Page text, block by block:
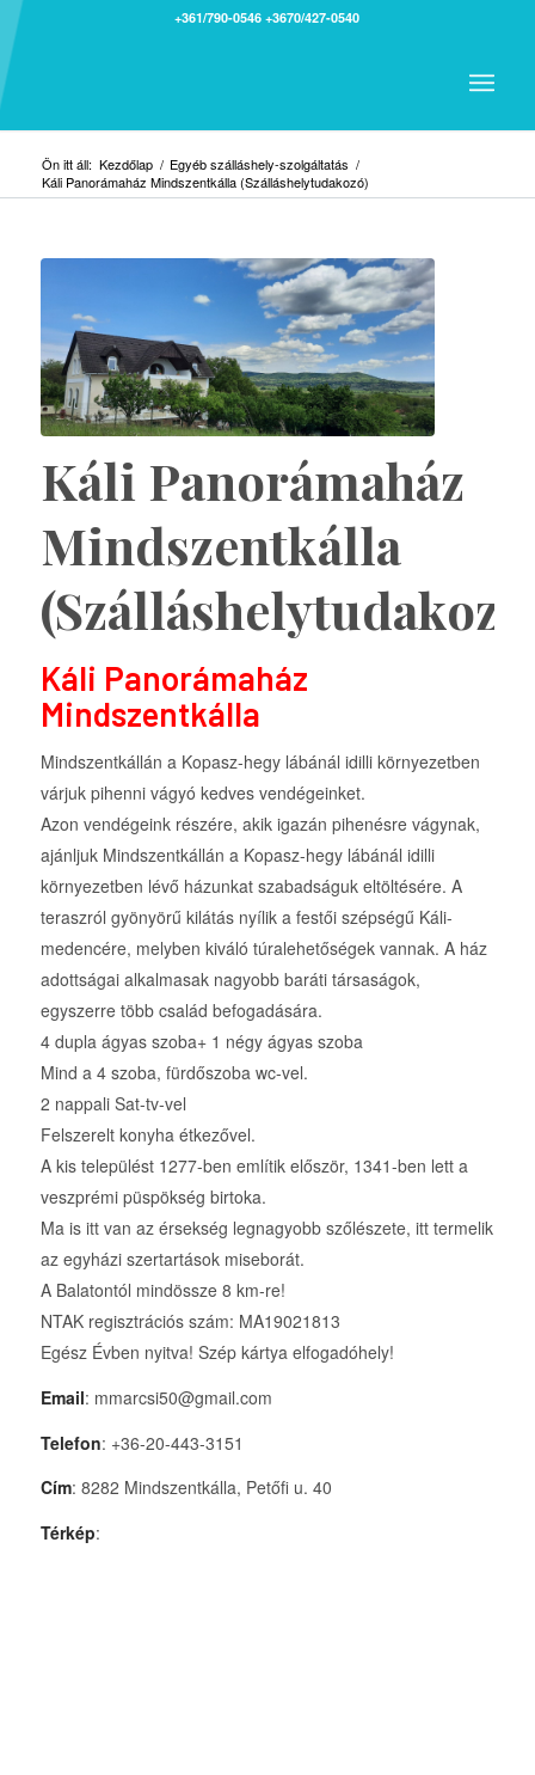
+361/790-0546 +3670/427-0540
Ön itt áll: Kezdőlap / Egyéb szálláshely-szolgáltatás /
Káli Panorámaház Mindszentkálla (Szálláshelytudakozó)
Káli Panorámaház
Mindszentkálla
Káli Panorámaház
Mindszentkálla
Mindszentkállán a Kopasz-hegy lábánál idilli környezetben
várjuk pihenni vágyó kedves vendégeinket.
Azon vendégeink részére, akik igazán pihenésre vágynak,
ajánljuk Mindszentkállán a Kopasz-hegy lábánál idilli
környezetben lévő házunkat szabadságuk eltöltésére. A
teraszról gyönyörű kilátás nyílik a festői szépségű Káli-
medencére, melyben kiváló túralehetőségek vannak. A ház
adottságai alkalmasak nagyobb baráti társaságok,
egyszerre több család befogadására.
4 dupla ágyas szoba+ 1 négy ágyas szoba
Mind a 4 szoba, fürdőszoba wc-vel.
2 nappali Sat-tv-vel
Felszerelt konyha étkezővel.
A kis települést 1277-ben említik először, 1341-ben lett a
veszprémi püspökség birtoka.
Ma is itt van az érsekség legnagyobb szőlészete, itt termelik
az egyházi szertartások miseborát.
A Balatontól mindössze 8 km-re!
NTAK regisztrációs szám: MA19021813
Egész Évben nyitva! Szép kártya elfogadóhely!
Email: mmarcsi50@gmail.com
Telefon: +36-20-443-3151
Cím: 8282 Mindszentkálla, Petőfi u. 40
Térkép: